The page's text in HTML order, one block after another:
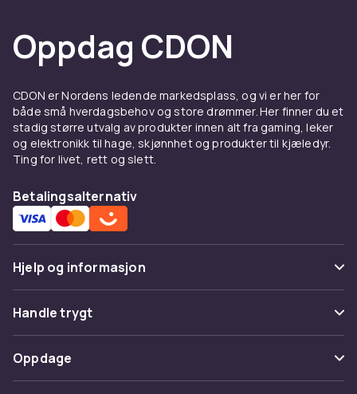
vanligvis 60x60 i bredde og dybde. De fleste
maskiner har standardprogrammer for både
at du eier mange delikate plagg eller klær i
flere forskjellige materialer, kan det være
verdt å bruke litt ekstra for å se hvilke
programmer hver maskin tilbyr. Blant annet
dampprogram som skånsomt rengjør ekstra
delikate plagg.
vaskemaskiner
Hvis du vasker ofte og mye, er vår anbefaling
som betyr at de bruker mindre strøm per
syklus og vask, noe som gjør det både billigere
Oppdag CDON
CDON er Nordens ledende markedsplass, og vi er her for
både små hverdagsbehov og store drømmer. Her finner du et
stadig større utvalg av produkter innen alt fra gaming, leker
og elektronikk til hage, skjønnhet og produkter til kjæledyr.
Ting for livet, rett og slett.
Betalingsalternativ
Hjelp og informasjon
Vanlige spørsmål
Spor pakke
Angre & returner her
Handle trygt
Betaling
Levering
Oppdage